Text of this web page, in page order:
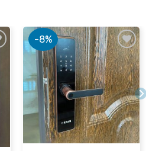
-8%
Add to
wishlist